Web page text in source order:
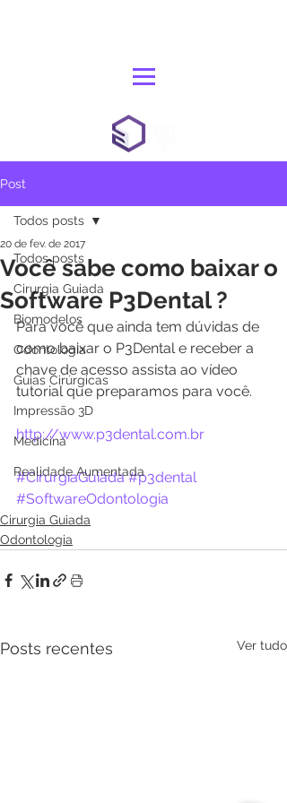
Post
Todos posts
Cirurgia Guiada
Biomodelos
Odontologia
Guias Cirúrgicas
Impressão 3D
Medicina
Realidade Aumentada
Todos posts
Você sabe como baixar o
Software P3Dental ?
20 de fev. de 2017
Para você que ainda tem dúvidas de
como baixar o P3Dental e receber a
chave de acesso assista ao vídeo
tutorial que preparamos para você.
http://www.p3dental.com.br
#CirurgiaGuiada #p3dental
#SoftwareOdontologia
Cirurgia Guiada
Odontologia
Posts recentes Ver tudo